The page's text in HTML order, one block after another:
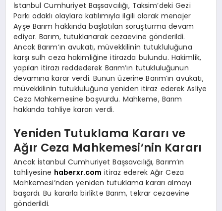
İstanbul Cumhuriyet Başsavcılığı, Taksim’deki Gezi
Parkı odaklı olaylara katılımıyla ilgili olarak menajer
Ayşe Barım hakkında başlatılan soruşturma devam
ediyor. Barım, tutuklanarak cezaevine gönderildi.
Ancak Barım’ın avukatı, müvekkilinin tutukluluğuna
karşı sulh ceza hakimliğine itirazda bulundu. Hakimlik,
yapılan itirazı reddederek Barım’ın tutukluluğunun
devamına karar verdi. Bunun üzerine Barım’ın avukatı,
müvekkilinin tutukluluğuna yeniden itiraz ederek Asliye
Ceza Mahkemesine başvurdu. Mahkeme, Barım
hakkında tahliye kararı verdi.
Yeniden Tutuklama Kararı ve
Ağır Ceza Mahkemesi’nin Kararı
Ancak İstanbul Cumhuriyet Başsavcılığı, Barım’ın
tahliyesine haberxr.com itiraz ederek Ağır Ceza
Mahkemesi’nden yeniden tutuklama kararı almayı
başardı. Bu kararla birlikte Barım, tekrar cezaevine
gönderildi.